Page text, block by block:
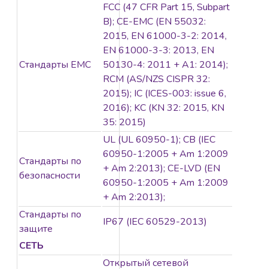
Стандарты EMC
FCC (47 CFR Part 15, Subpart
B); CE-EMC (EN 55032:
2015, EN 61000-3-2: 2014,
EN 61000-3-3: 2013, EN
50130-4: 2011 + A1: 2014);
RCM (AS/NZS CISPR 32:
2015); IC (ICES-003: issue 6,
2016); KC (KN 32: 2015, KN
35: 2015)
Стандарты по
безопасности
UL (UL 60950-1); CB (IEC
60950-1:2005 + Am 1:2009
+ Am 2:2013); CE-LVD (EN
60950-1:2005 + Am 1:2009
+ Am 2:2013);
Стандарты по
защите
IP67 (IEC 60529-2013)
СЕТЬ
Открытый сетевой